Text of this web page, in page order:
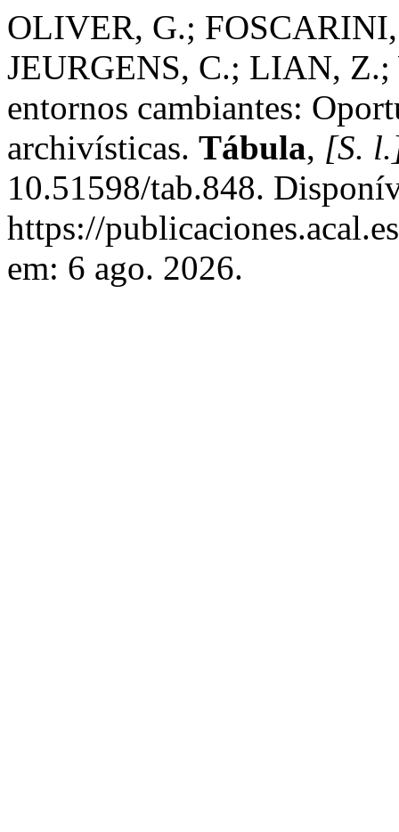
OLIVER, G.;
JEURGENS, C.; LIAN,
entornos cambiantes:
archivísticas. Tábula, [S.
10.51598/tab.848.
https://
em: 6 ago. 2026.